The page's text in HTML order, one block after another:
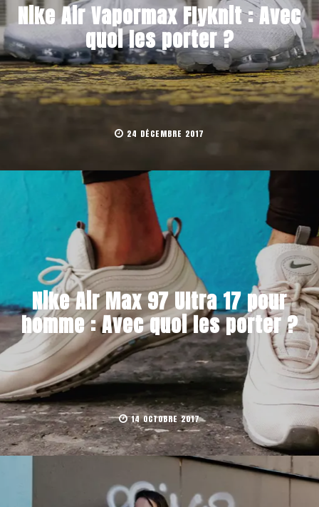
Nike Air Vapormax Flyknit : Avec
quoi les porter ?
24 DÉCEMBRE 2017
Nike Air Max 97 Ultra 17 pour
homme : Avec quoi les porter ?
14 OCTOBRE 2017